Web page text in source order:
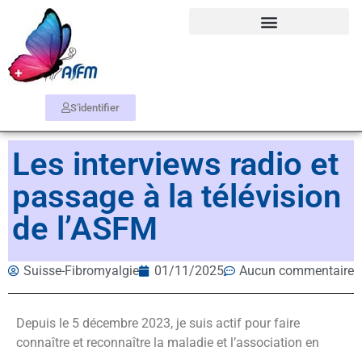
S'identifier
Les interviews radio et
passage à la télévision
de l’ASFM
Suisse-Fibromyalgie 01/11/2025 Aucun commentaire
Depuis le 5 décembre 2023, je suis actif pour faire
connaître et reconnaître la maladie et l’association en